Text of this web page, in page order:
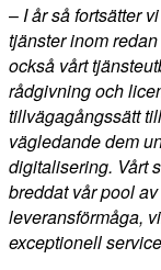
–I år så fortsätter
tjänster inom
också vårt
rådgivning och
tillvägagångssätt
vägledande dem
digitalisering. Vårt
breddat vår pool
leveransförmåga,
exceptionell